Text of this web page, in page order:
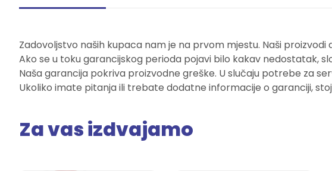
Zadovoljstvo naših kupaca nam je na prvom mjestu. Naši
Ako se u toku garancijskog perioda pojavi bilo kakav nedostatak,
Naša garancija pokriva proizvodne greške. U slučaju potrebe za
Ukoliko imate pitanja ili trebate dodatne informacije o garanciji,
Za vas izdvajamo